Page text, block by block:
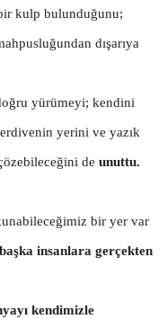
kulp bulunduğunu;
dışarıya
yürümeyi; kendini
yerini ve yazık
de unuttu.
bir yer var
insanlara gerçekten
kendimizle